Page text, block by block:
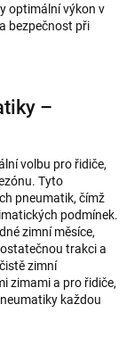
optimální výkon v
bezpečnost při
–
volbu pro řidiče,
Tyto
pneumatik, čímž
podmínek.
zimní měsíce,
trakci a
zimní
zimami a pro řidiče,
každou